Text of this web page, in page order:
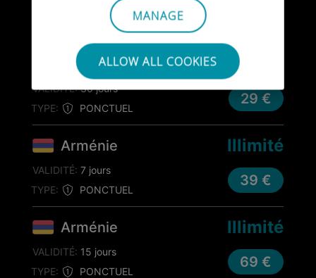
MANAGE
ALLOW ALL COOKIES
PONCTUEL
7 jours
Arménie
TYPE: PONCTUEL
10 Go
VALIDITÉ:30 jours
29 €
Arménie
TYPE: PONCTUEL
Illimité
VALIDITÉ: 7 jours
39 €
Arménie
TYPE: PONCTUEL
Illimité
VALIDITÉ: 15 jours
69 €